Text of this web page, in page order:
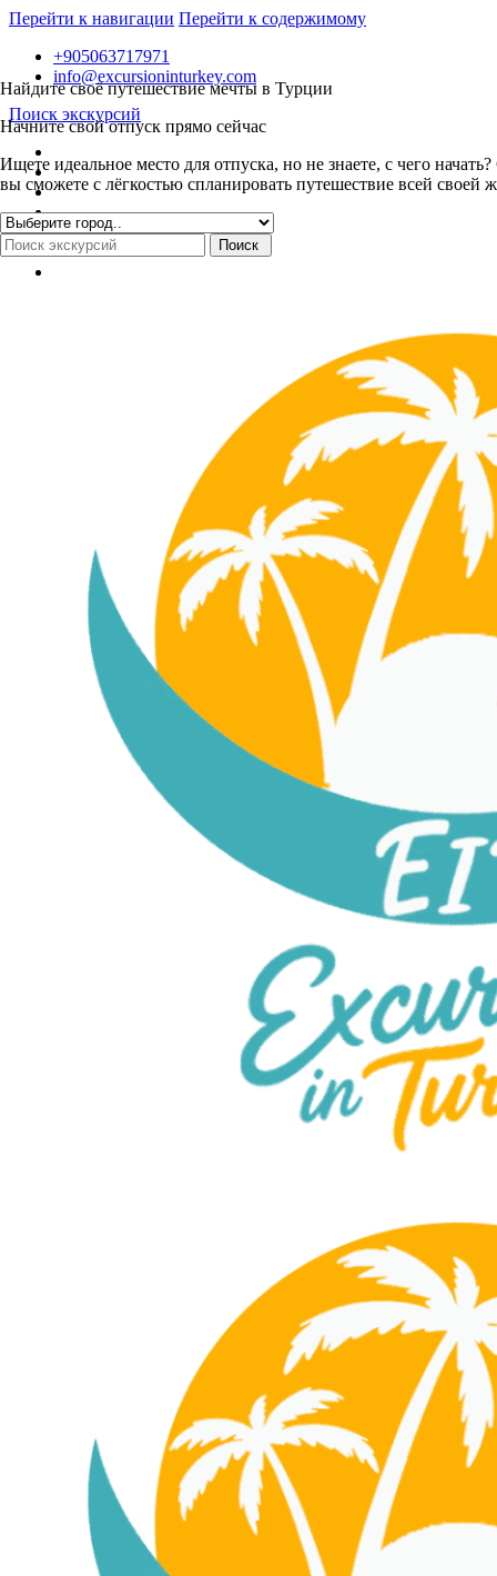
Перейти к навигации Перейти к содержимому
Найдите своё путешествие мечты в Турции
Начните свой отпуск прямо сейчас
Ищете идеальное место для отпуска, но не знаете, с чего
вы сможете с лёгкостью спланировать путешествие всей своей
+905063717971
info@excursioninturkey.com
Поиск экскурсий